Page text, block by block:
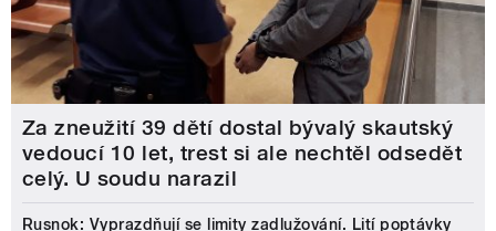
Za zneužití 39 dětí dostal bývalý skautský
vedoucí 10 let, trest si ale nechtěl odsedět
celý. U soudu narazil
Rusnok: Vyprazdňují se limity zadlužování. Lití poptávky